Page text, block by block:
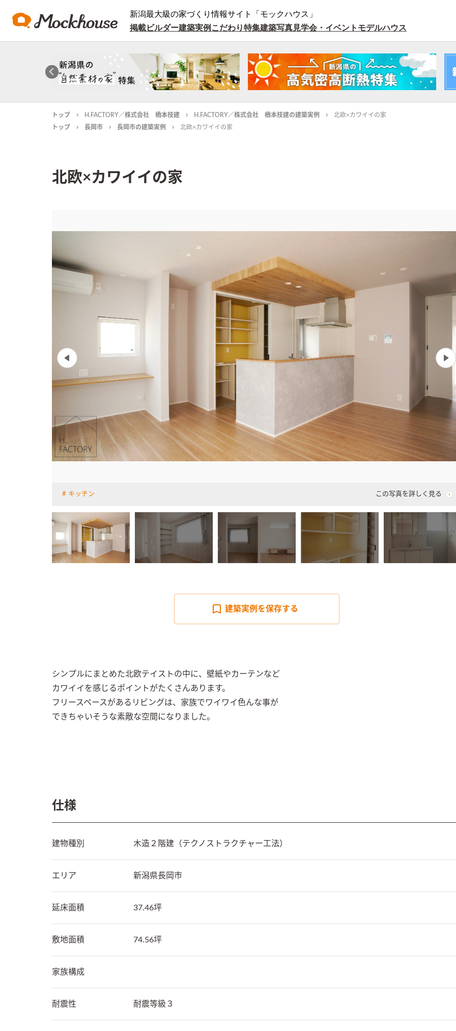
新潟最大級の家づくり情報サイト「モックハウス」
掲載ビルダー建築実例 こだわり特集建築写真見学会・イベント モデルハウス
トップ H.FACTORY／株式会社 橋本技建 H.FACTORY／株式会社 橋本技建の建築実例
北欧×カワイイの家
トップ
長岡市 長岡市の建築実例 北欧×カワイイの家
北欧×カワイイの家
キッチン この写真を詳しく見る
建築実例を保存する
シンプルにまとめた北欧テイストの中に、壁紙やカーテンなど
カワイイを感じるポイントがたくさんあります。
フリースペースがあるリビングは、家族でワイワイ色んな事が
できちゃいそうな素敵な空間になりました。
仕様
建物種別 木造２階建（テクノストラクチャー工法）
エリア 新潟県長岡市
延床面積 37.46坪
敷地面積 74.56坪
家族構成
耐震性 耐震等級３